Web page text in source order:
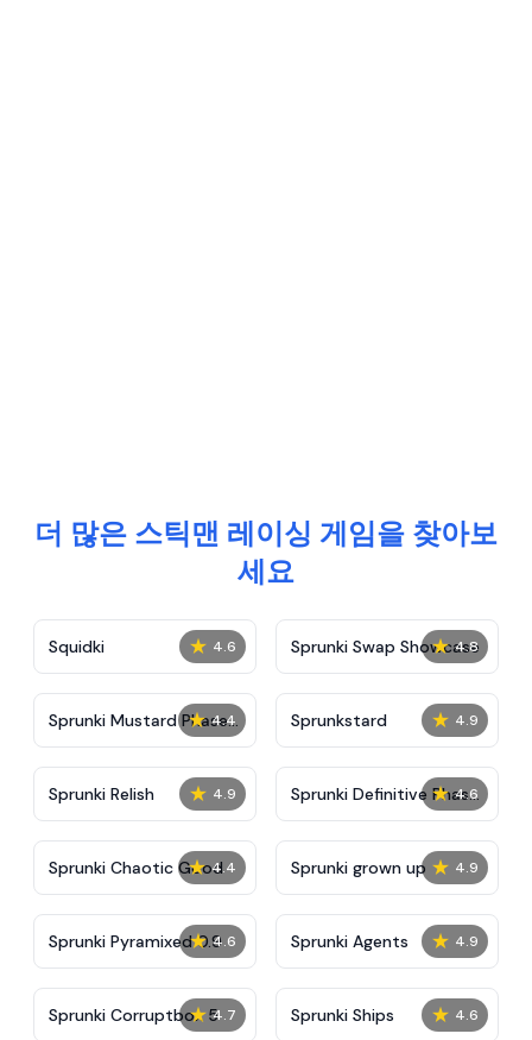
더 많은 스틱맨 레이싱 게임을 찾아보
세요
★ 4.6
Squidki ★ 4.8
Sprunki Swap Showcase
★ 4.4
Sprunki Mustard Phase
2
★ 4.9
Sprunkstard
★ 4.9
Sprunki Relish ★ 4.6
Sprunki Definitive Phase
7
★ 4.4
Sprunki Chaotic Good ★ 4.9
Sprunki grown up
★ 4.6
Sprunki Pyramixed 0.9 ★ 4.9
Sprunki Agents
★ 4.7
Sprunki Corruptbox 5 ★ 4.6
Sprunki Ships